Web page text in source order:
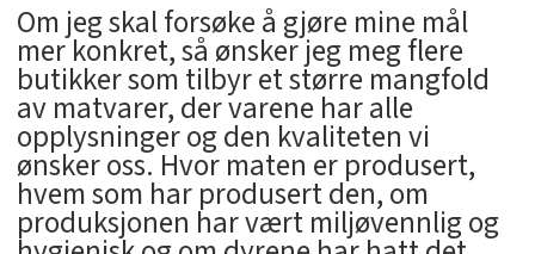
Om jeg skal forsøke å gjøre mine mål
mer konkret, så ønsker jeg meg flere
butikker som tilbyr et større mangfold
av matvarer, der varene har alle
opplysninger og den kvaliteten vi
ønsker oss. Hvor maten er produsert,
hvem som har produsert den, om
produksjonen har vært miljøvennlig og